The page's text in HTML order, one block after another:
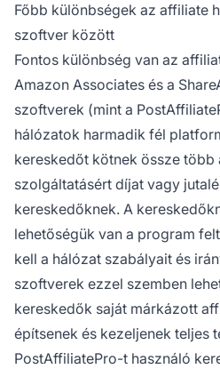
Főbb különbségek az affiliate
szoftver között
Fontos különbség van az
Amazon Associates és a
szoftverek (mint a
hálózatok harmadik fél
kereskedőt kötnek össze több
szolgáltatásért díjat vagy
kereskedőknek. A
lehetőségük van a program
kell a hálózat szabályait és
szoftverek ezzel szemben
kereskedők saját márkázott
építsenek és kezeljenek teljes
PostAffiliatePro-t használó